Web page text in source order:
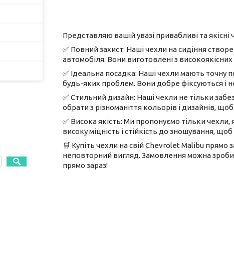
Представляю вашій увазі привабливі та
✅ Повний захист: Наші чехли на сидіння
автомобіля. Вони виготовлені з
✅ Ідеальна посадка: Наші чехли мають точну
будь-яких проблем. Вони добре фіксуються і
✅ Стильний дизайн: Наші чехли не тільки
обрати з різноманіття кольорів і дизайнів,
✅ Висока якість: Ми пропонуємо тільки
високу міцність і стійкість до зношування,
🛒 Купіть чехли на свій Chevrolet Malibu прямо
неповторний вигляд. Замовлення можна
прямо зараз!